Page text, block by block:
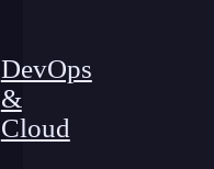
DevOps
&
Cloud